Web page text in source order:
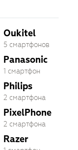
Oukitel
5 смартфонов
Panasonic
1 смартфон
Philips
2 смартфона
PixelPhone
2 смартфона
Razer